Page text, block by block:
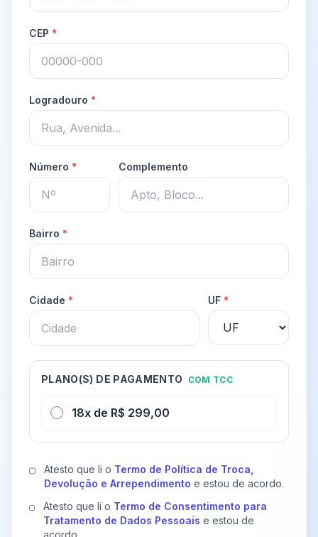
CEP *
Logradouro *
Número * Complemento
Bairro *
Cidade * UF *
PLANO(S) DE PAGAMENTO COM TCC
18x de R$ 299,00
Atesto que li o Termo de Política de Troca,
Devolução e Arrependimento e estou de acordo.
Atesto que li o Termo de Consentimento para
Tratamento de Dados Pessoaise estou de